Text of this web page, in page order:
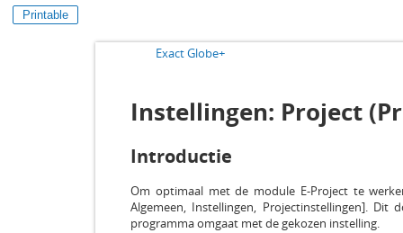
Printable
Exact Globe+
Instellingen: Project
Introductie
Om optimaal met de module E-Project te
Algemeen, Instellingen, Projectinstellingen].
programma omgaat met de gekozen instelling.